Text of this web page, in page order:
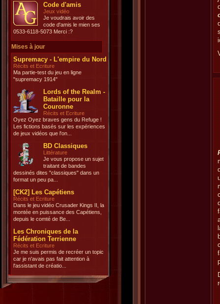
Code d'amis
Jeux vidéo
Je voudrais avoir des
code d'amis le mien ses
0533-6118-5073 Merci :?
Mises à jour
Supremacy - L'empire du Nord
Récits et Ecriture
Ma partie-test du jeu en ligne
"supremacy 1914"
Lords of the Realm -
Bataille pour la
Couronne
Récits et Ecriture
Oyez Oyez braves gens du Refuge !
Les fictions basés sur les expériences
de jeux vidéos que l'on...
BD Classiques
Littérature
Je vous propose un sujet
traitant de bandes
dessinés dites "classiques" dans un
format un peu pa...
[CK2] Les Capétiens
Récits et Ecriture
Dans le jeu vidéo Crusader Kings II, la
montée en puissance des Capétiens,
depuis le comté de Be...
Les Chroniques de la
Fédération Terrienne
Récits et Ecriture
Je me suis permis de recréer un topic
car je n'avais pas fait attention à
l'assistant de créatio...